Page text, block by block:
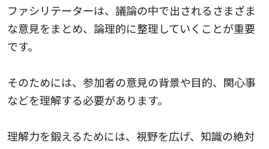
ファシリテーターは、議論の中で出されるさまざま
な意見をまとめ、論理的に整理していくことが重要
です。
そのためには、参加者の意見の背景や目的、関心事
などを理解する必要があります。
理解力を鍛えるためには、視野を広げ、知識の絶対